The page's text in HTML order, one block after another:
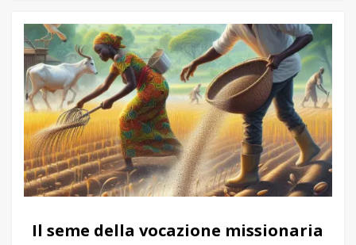
Il seme della vocazione missionaria